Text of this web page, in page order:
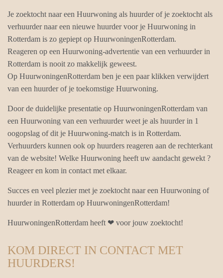
Je zoektocht naar een Huurwoning als huurder of je zoektocht als
verhuurder naar een nieuwe huurder voor je Huurwoning in
Rotterdam is zo gepiept op HuurwoningenRotterdam.
Reageren op een Huurwoning-advertentie van een verhuurder in
Rotterdam is nooit zo makkelijk geweest.
Op HuurwoningenRotterdam ben je een paar klikken verwijdert
van een huurder of je toekomstige Huurwoning.
Door de duidelijke presentatie op HuurwoningenRotterdam van
een Huurwoning van een verhuurder weet je als huurder in 1
oogopslag of dit je Huurwoning-match is in Rotterdam.
Verhuurders kunnen ook op huurders reageren aan de rechterkant
van de website! Welke Huurwoning heeft uw aandacht gewekt ?
Reageer en kom in contact met elkaar.
Succes en veel plezier met je zoektocht naar een Huurwoning of
huurder in Rotterdam op HuurwoningenRotterdam!
HuurwoningenRotterdam heeft ❤ voor jouw zoektocht!
KOM DIRECT IN CONTACT MET
HUURDERS!